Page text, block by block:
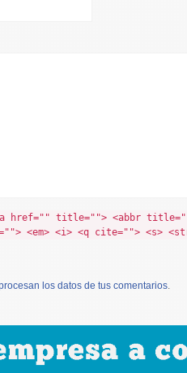
href="" title=""> <abbr
<em> <i> <q cite=""> <s>
los datos de tus comentarios.